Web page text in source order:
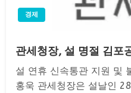
경제
관세청장, 설 명절 김포
설 연휴 신속통관 지원 및
홍욱 관세청장은 설날인